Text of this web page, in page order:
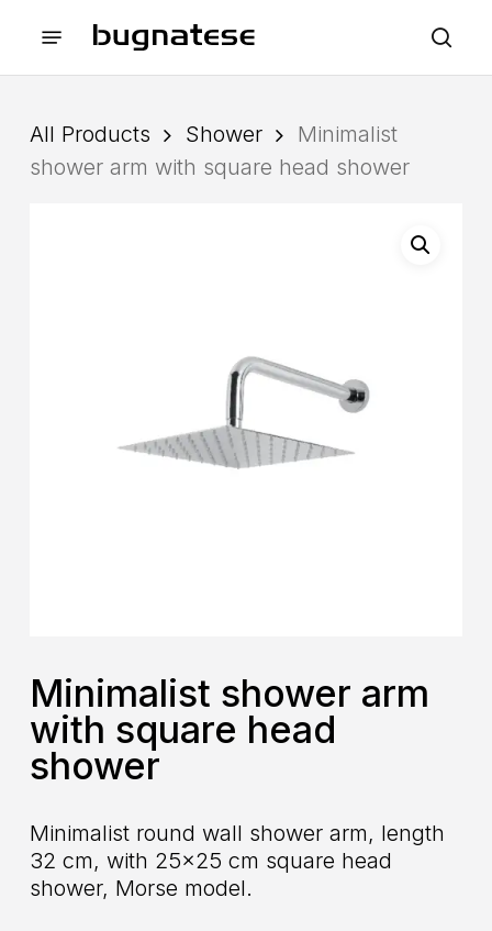
Menu
All Products Shower
Minimalist
shower arm with square head shower
Minimalist shower arm
with square head
shower
Minimalist round wall shower arm, length
32 cm, with 25×25 cm square head
shower, Morse model.